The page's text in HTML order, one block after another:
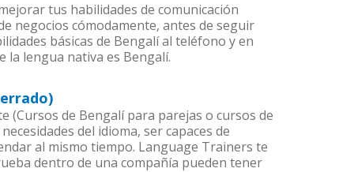
tus habilidades de comunicación
negocios cómodamente, antes de seguir
básicas de Bengalí al teléfono y en
la lengua nativa es Bengalí.
de Bengalí para parejas o cursos de
del idioma, ser capaces de
al mismo tiempo. Language Trainers te
dentro de una compañía pueden tener